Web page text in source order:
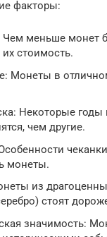
факторы:
Чем меньше монет
стоимость.
Монеты в
Некоторые
чем другие.
монеты.
из
стоят
значимость: